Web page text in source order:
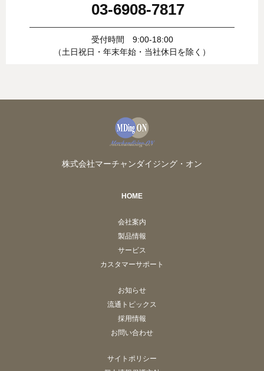
03-6908-7817
受付時間 9:00-18:00
（土日祝日・年末年始・当社休日を除く）
株式会社マーチャンダイジング・オン
HOME
会社案内
製品情報
サービス
カスタマーサポート
お知らせ
流通トピックス
採用情報
お問い合わせ
サイトポリシー